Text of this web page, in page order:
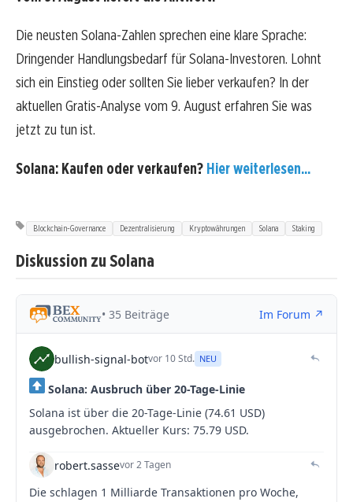
Die neusten Solana-Zahlen sprechen eine klare Sprache:
Dringender Handlungsbedarf für Solana-Investoren. Lohnt
sich ein Einstieg oder sollten Sie lieber verkaufen? In der
aktuellen Gratis-Analyse vom 9. August erfahren Sie was
jetzt zu tun ist.
Solana: Kaufen oder verkaufen? Hier weiterlesen...
Blockchain-Governance Dezentralisierung Kryptowährungen Solana Staking
Diskussion zu Solana